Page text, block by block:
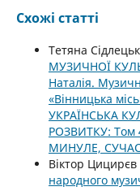
Схожі статті
Тетяна
МУЗИЧНОЇ
Наталія.
«Вінницька
УКРАЇНСЬКА
РОЗВИТКУ: Том
МИНУЛЕ,
Віктор Цицирєв
народного